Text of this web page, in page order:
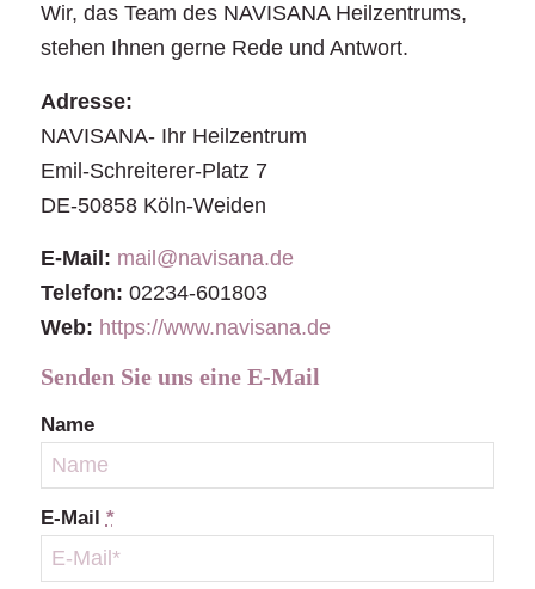
Wir, das Team des NAVISANA Heilzentrums,
stehen Ihnen gerne Rede und Antwort.
Adresse:
NAVISANA- Ihr Heilzentrum
Emil-Schreiterer-Platz 7
DE-50858 Köln-Weiden
E-Mail: mail@navisana.de
Telefon: 02234-601803
Web: https://www.navisana.de
Senden Sie uns eine E-Mail
Name
E-Mail *